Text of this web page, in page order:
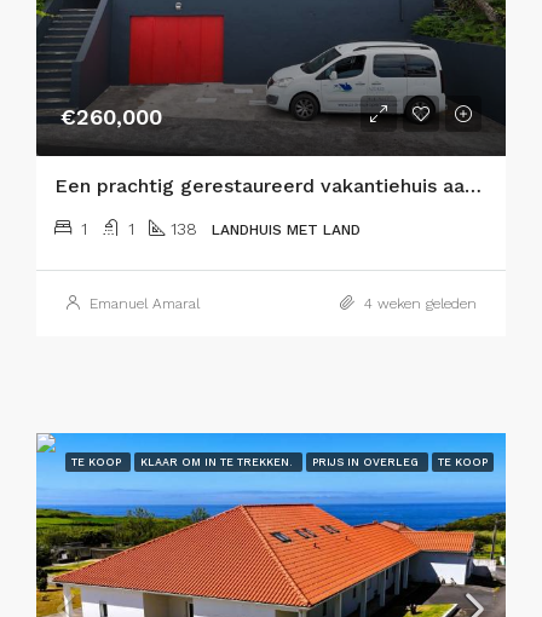
€260,000
Een prachtig gerestaureerd vakantiehuis aan de kust op het eiland Faial, Azoren!
1 1 138 LANDHUIS MET LAND
Emanuel Amaral 4 weken geleden
TE KOOP KLAAR OM IN TE TREKKEN. PRIJS IN OVERLEG TE KOOP